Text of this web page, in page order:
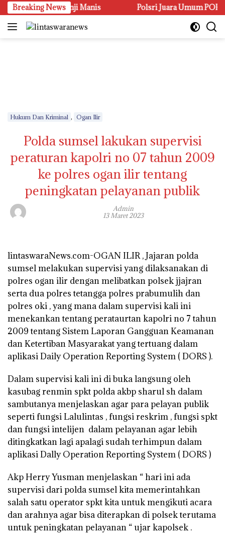
Langsung
ke
konten
Breaking News
Hanya janji Manis Polsri Juara Umum PORSENI
Hukum Dan Kriminal , Ogan Ilir
Polda sumsel lakukan supervisi
peraturan kapolri no 07 tahun 2009
ke polres ogan ilir tentang
peningkatan pelayanan publik
Admin
13 Maret 2023
lintaswaraNews.com-OGAN ILIR , Jajaran polda
sumsel melakukan supervisi yang dilaksanakan di
polres ogan ilir dengan melibatkan polsek jjajran
serta dua polres tetangga polres prabumulih dan
polres oki , yang mana dalam supervisi kali ini
menekankan tentang perataurtan kapolri no 7 tahun
2009 tentang Sistem Laporan Gangguan Keamanan
dan Ketertiban Masyarakat yang tertuang dalam
aplikasi Daily Operation Reporting System ( DORS ).
Dalam supervisi kali ini di buka langsung oleh
kasubag renmin spkt polda akbp sharul sh dalam
sambutanya menjelaskan agar para pelayan publik
seperti fungsi Lalulintas , fungsi reskrim , fungsi spkt
dan fungsi intelijen dalam pelayanan agar lebih
ditingkatkan lagi apalagi sudah terhimpun dalam
aplikasi Dally Operation Reporting System ( DORS )
Akp Herry Yusman menjelaskan “ hari ini ada
supervisi dari polda sumsel kita memerintahkan
salah satu operator spkt kita untuk mengikuti acara
dan arahnya agar bisa diterapkan di polsek terutama
untuk peningkatan pelayanan “ ujar kapolsek .